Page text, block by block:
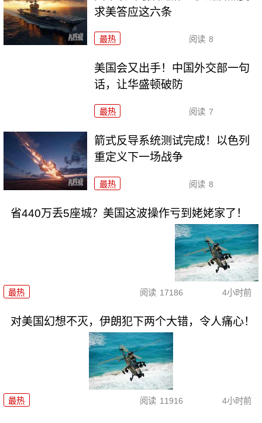
求美答应这六条
最热 阅读 8
美国会又出手！中国外交部一句
话，让华盛顿破防
最热 阅读 7
箭式反导系统测试完成！以色列
重定义下一场战争
最热 阅读 8
省440万丢5座城？美国这波操作亏到姥姥家了！
最热 阅读 17186 4小时前
对美国幻想不灭，伊朗犯下两个大错，令人痛心！
最热 阅读 11916 4小时前